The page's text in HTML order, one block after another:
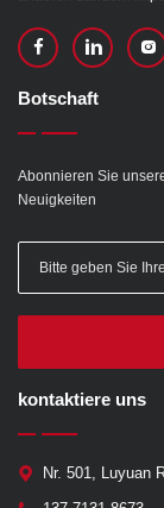
Botschaft
Abonnieren Sie
Neuigkeiten
kontaktiere uns
Nr. 501, Luyuan